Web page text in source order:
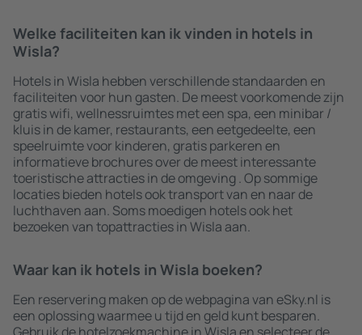
Welke faciliteiten kan ik vinden in hotels in
Wisla?
Hotels in Wisla hebben verschillende standaarden en
faciliteiten voor hun gasten. De meest voorkomende zijn
gratis wifi, wellnessruimtes met een spa, een minibar /
kluis in de kamer, restaurants, een eetgedeelte, een
speelruimte voor kinderen, gratis parkeren en
informatieve brochures over de meest interessante
toeristische attracties in de omgeving . Op sommige
locaties bieden hotels ook transport van en naar de
luchthaven aan. Soms moedigen hotels ook het
bezoeken van topattracties in Wisla aan.
Waar kan ik hotels in Wisla boeken?
Een reservering maken op de webpagina van eSky.nl is
een oplossing waarmee u tijd en geld kunt besparen.